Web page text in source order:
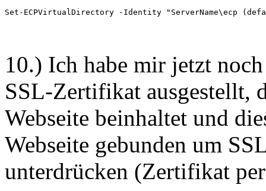
Set-ECPVirtualDirectory -Identity "ServerName\ecp
10.) Ich habe mir jetzt
SSL-Zertifikat ausgestellt,
Webseite beinhaltet und
Webseite gebunden um
unterdrücken (Zertifikat